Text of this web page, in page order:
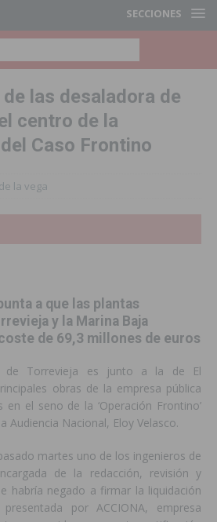
SECCIONES
las desaladora de
centro de la
Caso Frontino
la vega
a que las plantas
y la Marina Baja
de 69,3 millones de euros
de Torrevieja es junto a la de El
obras de la empresa pública
en el seno de la ‘Operación Frontino’
Audiencia Nacional, Eloy Velasco.
martes uno de los ingenieros de
de la redacción, revisión y
habría negado a firmar la liquidación
por ACCIONA, empresa